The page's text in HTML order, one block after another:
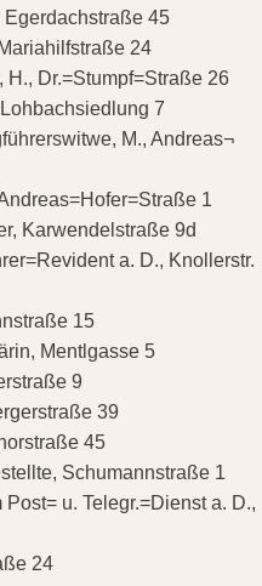
Egerdachstraße 45
24
H., Dr.=Stumpf=Straße 26
7
M., Andreas¬
1
Karwendelstraße 9d
a. D., Knollerstr.
15
Mentlgasse 5
9
39
45
Schumannstraße 1
u. Telegr.=Dienst a. D.,
24